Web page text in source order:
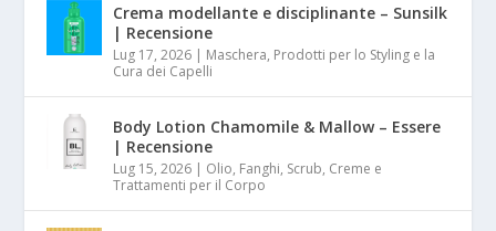
Crema modellante e disciplinante – Sunsilk
| Recensione
Lug 17, 2026 | Maschera, Prodotti per lo Styling e la
Cura dei Capelli
Body Lotion Chamomile & Mallow – Essere
| Recensione
Lug 15, 2026 | Olio, Fanghi, Scrub, Creme e
Trattamenti per il Corpo